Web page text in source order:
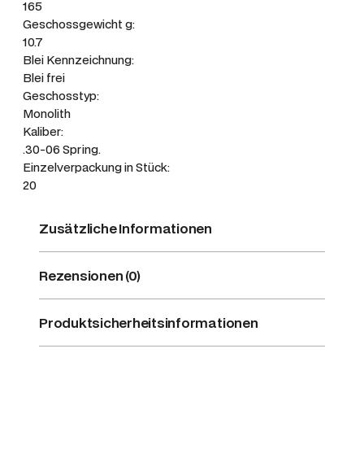
t
R
i
f
l
e
M
e
n
165
Geschossgewicht g:
10.7
Blei Kennzeichnung:
Blei frei
Geschosstyp:
Monolith
Kaliber:
.30-06 Spring.
Einzelverpackung in Stück:
20
Zusätzliche Informationen
Rezensionen (0)
Produktsicherheitsinformationen